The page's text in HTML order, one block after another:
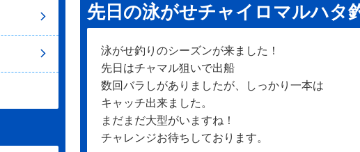
先日の泳がせチャイロマルハタ
泳がせ釣りのシーズンが来ました！
先日はチャマル狙いで出船
数回バラしがありましたが、しっかり一本は
キャッチ出来ました。
まだまだ大型がいますね！
チャレンジお待ちしております。